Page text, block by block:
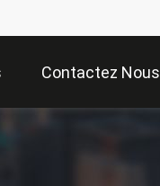
Contactez Nous